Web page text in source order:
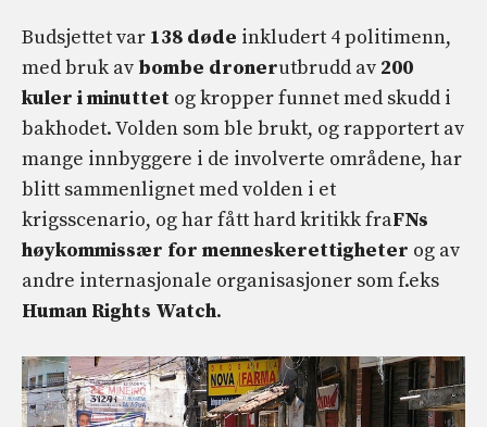
Budsjettet var 138 døde inkludert 4 politimenn,
med bruk av bombe dronerutbrudd av 200
kuler i minuttet og kropper funnet med skudd i
bakhodet. Volden som ble brukt, og rapportert av
mange innbyggere i de involverte områdene, har
blitt sammenlignet med volden i et
krigsscenario, og har fått hard kritikk fraFNs
høykommissær for menneskerettigheter og av
andre internasjonale organisasjoner som f.eks
Human Rights Watch.